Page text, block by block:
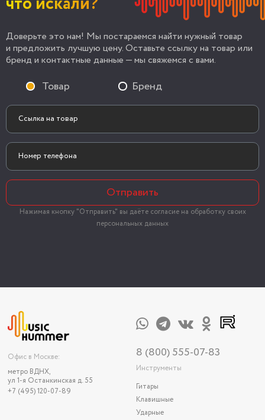
Доверьте это нам! Мы постараемся найти нужный товар
и предложить лучшую цену. Оставьте ссылку на товар или
бренд и контактные данные — мы свяжемся с вами.
Товар Бренд
Отправить
Нажимая кнопку "Отправить" вы даёте согласие на обработку своих
персональных данных
Офис в Москве:
метро ВДНХ,
ул 1-я Останкинская д. 55
+7 (495) 120-07-89
8 (800) 555-07-83
Инструменты
Гитары
Клавишные
Ударные